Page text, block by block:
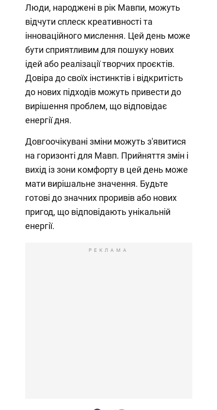
Люди, народжені в рік Мавпи, можуть
відчути сплеск креативності та
інноваційного мислення. Цей день може
бути сприятливим для пошуку нових
ідей або реалізації творчих проєктів.
Довіра до своїх інстинктів і відкритість
до нових підходів можуть привести до
вирішення проблем, що відповідає
енергії дня.
Довгоочікувані зміни можуть з'явитися
на горизонті для Мавп. Прийняття змін і
вихід із зони комфорту в цей день може
мати вирішальне значення. Будьте
готові до значних проривів або нових
пригод, що відповідають унікальній
енергії.
РЕКЛАМА